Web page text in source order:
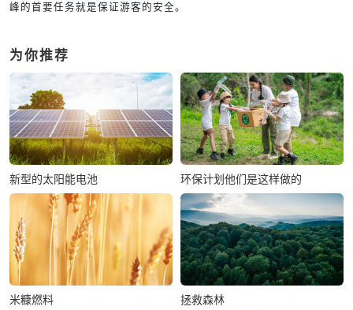
峰的首要任务就是保证游客的安全。
为你推荐
新型的太阳能电池 环保计划他们是这样做的
米糠燃料 拯救森林